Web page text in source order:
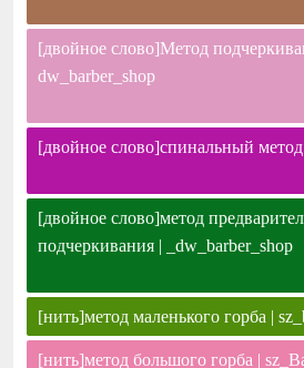
[двойное слово]Метод
dw_barber_shop
[двойное слово]спинальный
[двойное слово]метод
подчеркивания | _dw_barber_shop
[нить]метод маленького горба |
[нить]метод большого горба |